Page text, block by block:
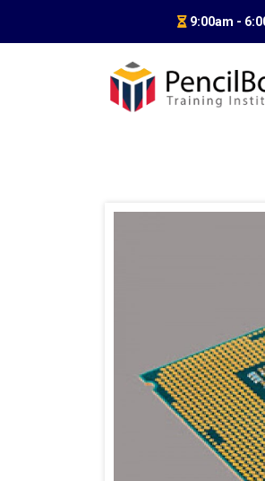
9:00am -